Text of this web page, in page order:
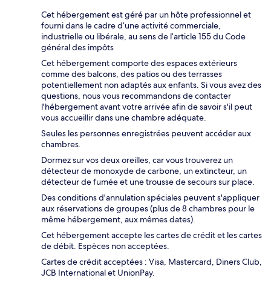
Cet hébergement est géré par un hôte professionnel et
fourni dans le cadre d’une activité commerciale,
industrielle ou libérale, au sens de l’article 155 du Code
général des impôts
Cet hébergement comporte des espaces extérieurs
comme des balcons, des patios ou des terrasses
potentiellement non adaptés aux enfants. Si vous avez des
questions, nous vous recommandons de contacter
l'hébergement avant votre arrivée afin de savoir s'il peut
vous accueillir dans une chambre adéquate.
Seules les personnes enregistrées peuvent accéder aux
chambres.
Dormez sur vos deux oreilles, car vous trouverez un
détecteur de monoxyde de carbone, un extincteur, un
détecteur de fumée et une trousse de secours sur place.
Des conditions d'annulation spéciales peuvent s'appliquer
aux réservations de groupes (plus de 8 chambres pour le
même hébergement, aux mêmes dates).
Cet hébergement accepte les cartes de crédit et les cartes
de débit. Espèces non acceptées.
Cartes de crédit acceptées : Visa, Mastercard, Diners Club,
JCB International et UnionPay.